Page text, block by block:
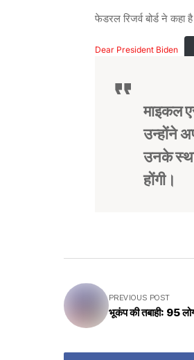
फेडरल रिजर्व बोर्ड ने कहा
Dear President Biden
माइकल
उन्होंने
उनके
होंगी।
PREVIOUS POST
भूकंप की तबाही: 95